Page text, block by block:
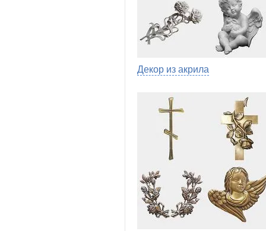
Декор из акрила